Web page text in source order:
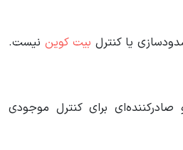
یا کنترل بیت کوین نیست.
صادرکننده‌ای برای کنترل موجودی